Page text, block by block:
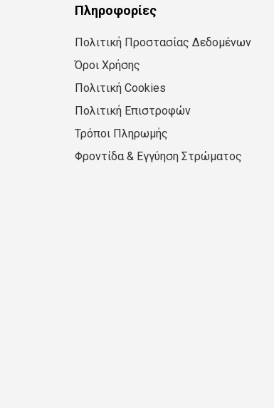
Πληροφορίες
Πολιτική Προστασίας Δεδομένων
Όροι Χρήσης
Πολιτική Cookies
Πολιτική Επιστροφών
Τρόποι Πληρωμής
Φροντίδα & Εγγύηση Στρώματος